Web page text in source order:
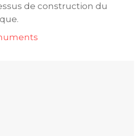
de construction du